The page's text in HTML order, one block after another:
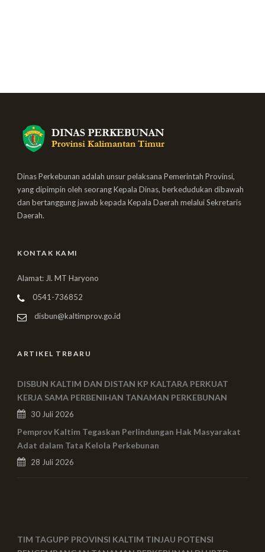
Dinas Perkebunan adalah unsur pelaksana Pemerintah Provinsi,
yang dipimpin oleh seorang Kepala Dinas, berkedudukan dibawah
dan bertanggung jawab kepada Kepala Daerah melalui Sekretaris
Daerah.
KONTAK KAMI
Alamat: Jl. MT Haryono
0541-736852
disbun@kaltimprov.go.id
ARTIKEL TRBARU
DISBUN KALTIM DAN DISTAN KP KALTARA PERKUAT
KERJA SAMA PERBENIHAN TANAMAN PERKEBUNAN
30 Juli 2026
Pemprov Kaltim Tegaskan Perlindungan Hak Masyarakat
Adat dalam Tata Kelola Perkebunan
28 Juli 2026
TIM TAGUPP PROVINSI KALTIM TINJAU POTENSI